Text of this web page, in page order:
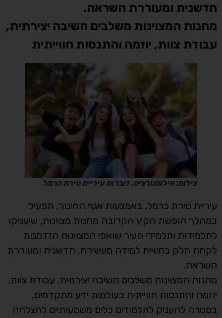
חדשנית ומעוררת השראה.
מחנות המצוינות משלבים חשיבה יצירתית,
עבודת צוות, יוזמה והתנסות חווייתית
צילום: אילוסטרציה, דוברות עיריית טירת כרמל
עיריית טירת כרמל, באמצעות אגף החינוך, תפעיל
במהלך חופשת הקיץ הקרובה מחנות מצוינות, שיעניקו
לתלמידות ותלמידי העיר שואפי המצוינות הזדמנות
לקחת חלק בחוויית למידה מעשירה, חדשנית ומעוררת
השראה.
מחנות המצוינות משלבים חשיבה יצירתית, עבודת צוות,
יוזמה והתנסות חווייתית בעולמות ידע מתקדמים,
במטרה להעניק לתלמידים כלים משמעותיים להצלחה